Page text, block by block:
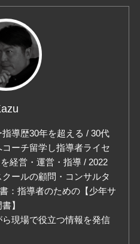
導歴30年を超える / 30代
ーチ留学し指導者ライセ
経営・運営・指導 / 2022
ールの顧問・コンサルタ
：指導者のための【少年サ
】
現場で役立つ情報を発信